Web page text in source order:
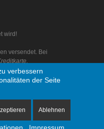
wird!
versendet. Bei
verbessern
der Seite
Ablehnen